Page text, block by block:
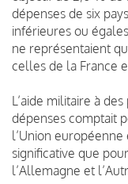
dépenses de six
inférieures ou
ne représentaient
celles de la France
L’aide militaire à
dépenses comptait
l’Union européenne
significative que
l’Allemagne et